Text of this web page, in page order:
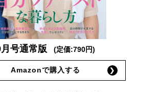
号通常版 (定価:790円)
Amazonで購入する